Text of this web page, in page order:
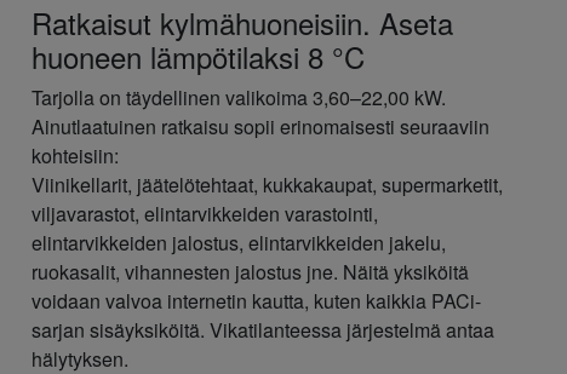
Ratkaisut kylmähuoneisiin. Aseta
huoneen lämpötilaksi 8 °C
Tarjolla on täydellinen valikoima 3,60–22,00 kW.
Ainutlaatuinen ratkaisu sopii erinomaisesti seuraaviin
kohteisiin:
Viinikellarit, jäätelötehtaat, kukkakaupat, supermarketit,
viljavarastot, elintarvikkeiden varastointi,
elintarvikkeiden jalostus, elintarvikkeiden jakelu,
ruokasalit, vihannesten jalostus jne. Näitä yksiköitä
voidaan valvoa internetin kautta, kuten kaikkia PACi-
sarjan sisäyksiköitä. Vikatilanteessa järjestelmä antaa
hälytyksen.